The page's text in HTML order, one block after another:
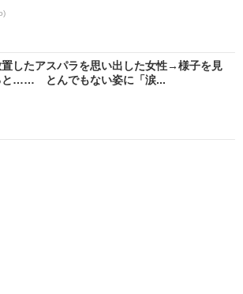
置したアスパラを思い出した女性→様子を見
と…… とんでもない姿に「涙...